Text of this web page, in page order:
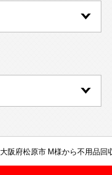
大阪府松原市 M様から不用品回